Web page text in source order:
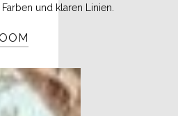
und klaren Linien.